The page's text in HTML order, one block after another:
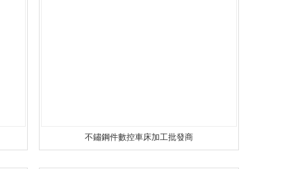
不鏽鋼件數控車床加工批發商